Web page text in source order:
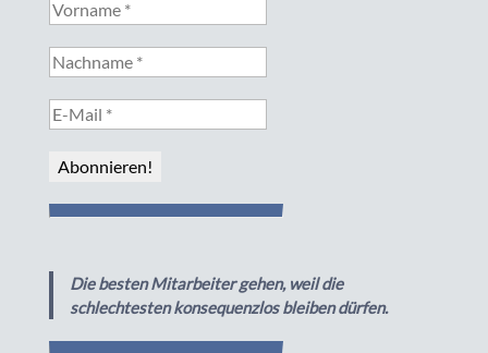
Die besten Mitarbeiter gehen, weil die
schlechtesten konsequenzlos bleiben dürfen.